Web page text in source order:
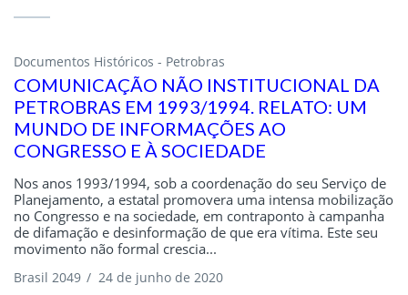
Documentos Históricos - Petrobras
COMUNICAÇÃO NÃO INSTITUCIONAL DA
PETROBRAS EM 1993/1994. RELATO: UM
MUNDO DE INFORMAÇÕES AO
CONGRESSO E À SOCIEDADE
Nos anos 1993/1994, sob a coordenação do seu Serviço de
Planejamento, a estatal promovera uma intensa mobilização
no Congresso e na sociedade, em contraponto à campanha
de difamação e desinformação de que era vítima. Este seu
movimento não formal crescia...
Brasil 2049 / 24 de junho de 2020